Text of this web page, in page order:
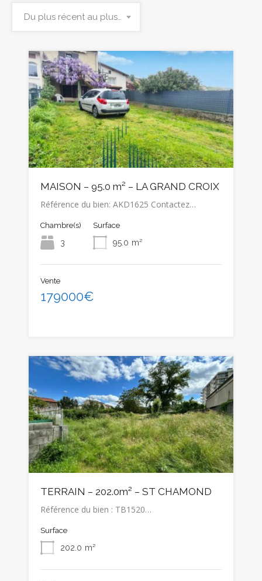
Du plus récent au plus ancien
MAISON – 95.0 m² – LA GRAND CROIX
Référence du bien: AKD1625 Contactez…
Chambre(s)
3
Surface
95.0 m²
Vente
179000€
TERRAIN – 202.0m² – ST CHAMOND
Référence du bien : TB1520…
Surface
202.0 m²